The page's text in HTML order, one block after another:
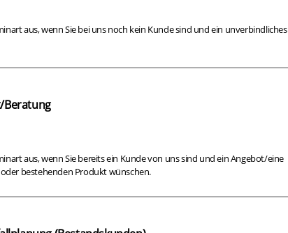
aus, wenn Sie bei uns noch kein Kunde sind und ein unverbindliches
Beratung
aus, wenn Sie bereits ein Kunde von uns sind und ein Angebot/eine
bestehenden Produkt wünschen.